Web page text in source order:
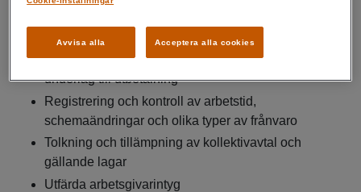
Hantera och kvalitetssäkra hela löneprocessen från
underlag till utbetalning
Registrering och kontroll av arbetstid,
schemaändringar och olika typer av frånvaro
Tolkning och tillämpning av kollektivavtal och
gällande lagar
Utfärda arbetsgivarintyg
Avvisa alla Acceptera alla cookies